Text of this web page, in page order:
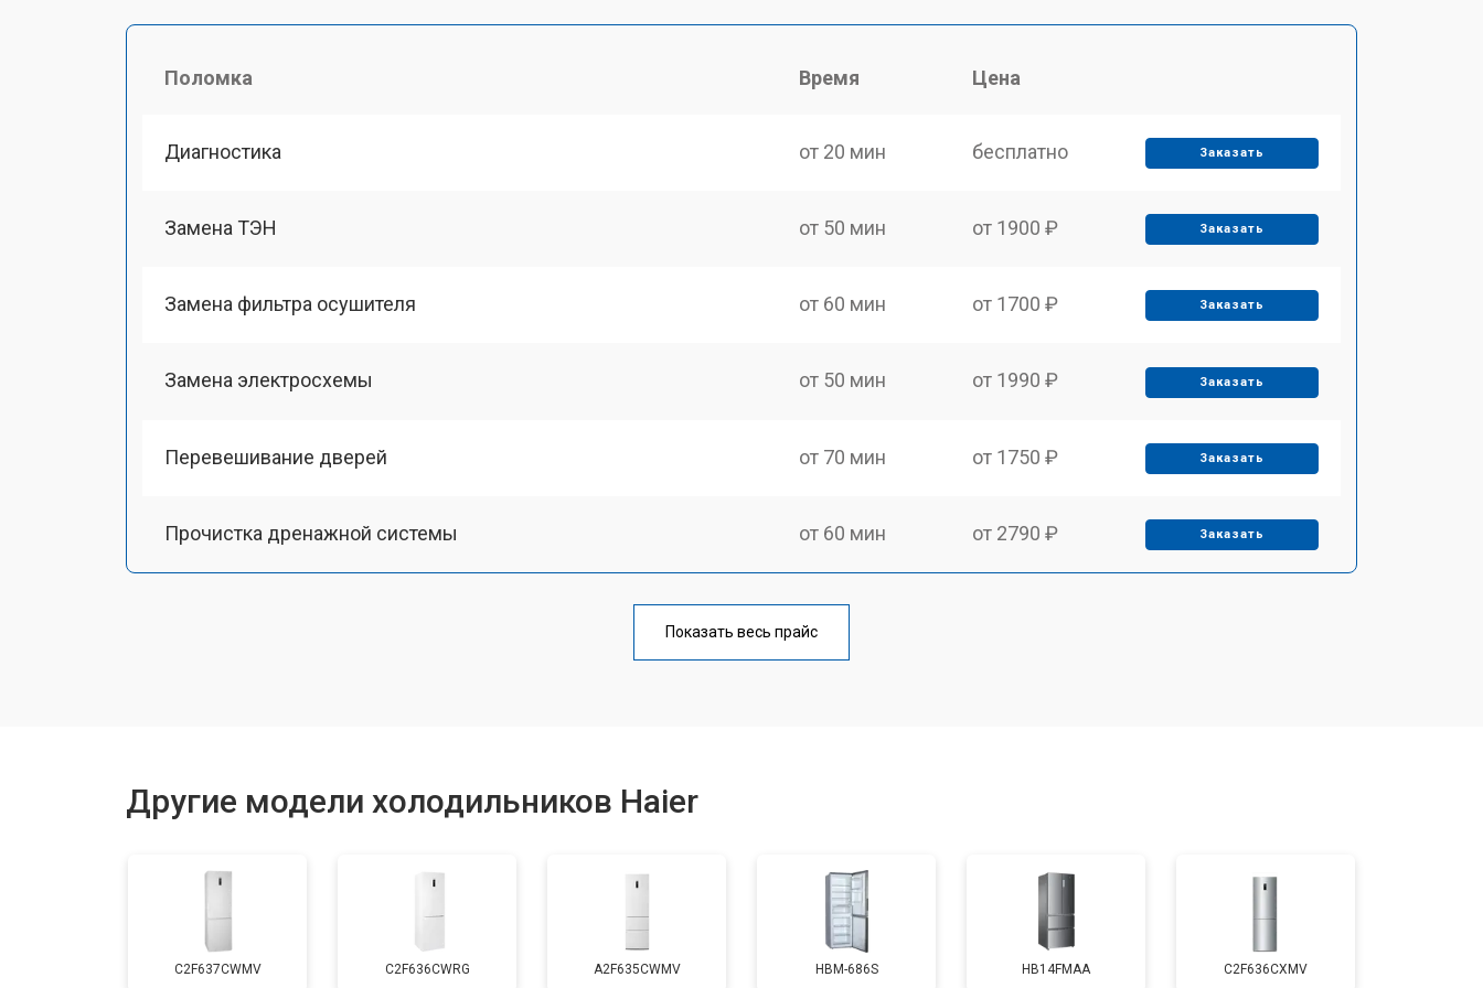
Поломка Время Цена
Диагностика от 20 мин бесплатно Заказать
Замена ТЭН от 50 мин от 1900 ₽ Заказать
Замена фильтра осушителя от 60 мин от 1700 ₽ Заказать
Замена электросхемы от 50 мин от 1990 ₽ Заказать
Перевешивание дверей от 70 мин от 1750 ₽ Заказать
Прочистка дренажной системы от 60 мин от 2790 ₽ Заказать
от 60 мин
Замена таймера от 70 мин от 1810 ₽ Заказать
Показать весь прайс
Другие модели холодильников Haier
C2F637CWMV C2F636CWRG A2F635CWMV HBM-686S HB14FMAA C2F636CXMV